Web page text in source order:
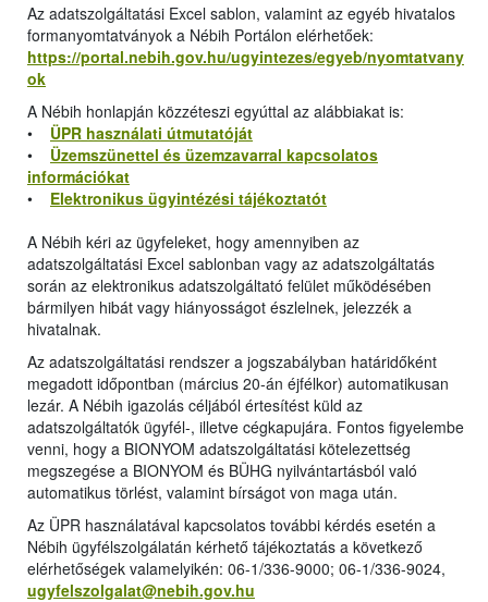
Az adatszolgáltatási Excel sablon, valamint az egyéb hivatalos
formanyomtatványok a Nébih Portálon elérhetőek:
https://portal.nebih.gov.hu/ugyintezes/egyeb/nyomtatvany
ok
A Nébih honlapján közzéteszi egyúttal az alábbiakat is:
• ÜPR használati útmutatóját
• Üzemszünettel és üzemzavarral kapcsolatos
információkat
• Elektronikus ügyintézési tájékoztatót
A Nébih kéri az ügyfeleket, hogy amennyiben az
adatszolgáltatási Excel sablonban vagy az adatszolgáltatás
során az elektronikus adatszolgáltató felület működésében
bármilyen hibát vagy hiányosságot észlelnek, jelezzék a
hivatalnak.
Az adatszolgáltatási rendszer a jogszabályban határidőként
megadott időpontban (március 20-án éjfélkor) automatikusan
lezár. A Nébih igazolás céljából értesítést küld az
adatszolgáltatók ügyfél-, illetve cégkapujára. Fontos figyelembe
venni, hogy a BIONYOM adatszolgáltatási kötelezettség
megszegése a BIONYOM és BÜHG nyilvántartásból való
automatikus törlést, valamint bírságot von maga után.
Az ÜPR használatával kapcsolatos további kérdés esetén a
Nébih ügyfélszolgálatán kérhető tájékoztatás a következő
elérhetőségek valamelyikén: 06-1/336-9000; 06-1/336-9024,
ugyfelszolgalat@nebih.gov.hu